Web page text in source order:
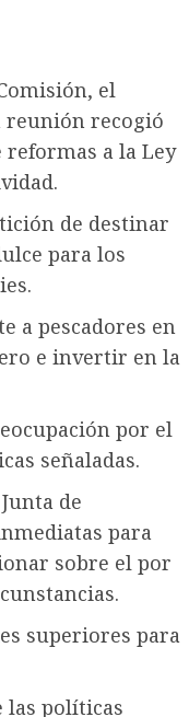
el
reunión recogió
reformas a la Ley
de destinar
para los
a pescadores en
e invertir en la
por el
señaladas.
de
para
sobre el por
superiores para
las políticas